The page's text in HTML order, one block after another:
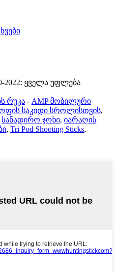
2022: ყველა უფლება
რუკა - AMP მობილური
საკიდი სროლისთვის,
სანადირო ჯოხი, იარაღის
, Tri Pod Shooting Sticks,